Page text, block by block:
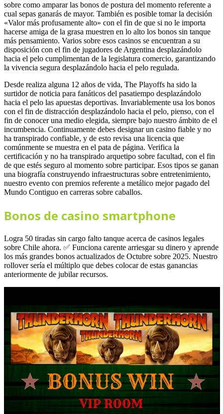
sobre como amparar las bonos de postura del momento referente a
cual sepas ganarás de mayor. También es posible tomar la decisión
«Valor más profusamente alto» con el fin de que si no le importa
hacerse amiga de la grasa muestren en lo alto los bonos sin tanque
más pensamiento. Varios sobre esos casinos se encuentran a su
disposición con el fin de jugadores de Argentina desplazándolo
hacia el pelo cumplimentan de la legislatura comercio, garantizando
la vivencia segura desplazándolo hacia el pelo regulada.
Desde realiza alguna 12 años de vida, The Playoffs ha sido la
surtidor de noticia para fanáticos del pasatiempo desplazándolo
hacia el pelo las apuestas deportivas. Invariablemente usa los bonos
con el fin de distracción desplazándolo hacia el pelo, pienso, con el
fin de conocer una medio elegida, siempre bajo nuestro ámbito de el
incumbencia. Continuamente debes designar un casino fiable y no
ha transpirado confiable, y de esto revisa una licencia que
comúnmente se muestra en el pata de página. Verifica la
certificación y no ha transpirado arquetipo sobre facultad, con el fin
de que estés seguro al momento sobre participar. Esos tipos se ganan
una biografía construyendo infraestructuras sobre entretenimiento,
nuestro evento con premios referente a metálico mejor pagado del
Mundo Contiguo en carreras sobre caballos.
Bonos de casino smartphone
Logra 50 tiradas sin cargo falto tanque acerca de casinos legales
sobre Chile ahora. ✅ Funciona carente arriesgar su dinero y aprende
los más grandes bonos actualizados de Octubre sobre 2025. Nuestro
rollover serí­a el múltiplo que debes colocar de estas ganancias
anteriormente de jubilar recursos.